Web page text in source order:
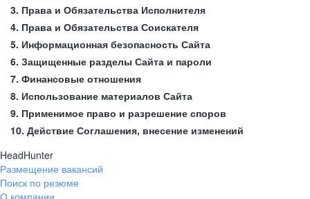
3. Права и Обязательства Исполнителя
4. Права и Обязательства Соискателя
5. Информационная безопасность Сайта
6. Защищенные разделы Сайта и пароли
7. Финансовые отношения
8. Использование материалов Сайта
9. Применимое право и разрешение споров
10. Действие Соглашения, внесение изменений
HeadHunter
Размещение вакансий
Поиск по резюме
О компании